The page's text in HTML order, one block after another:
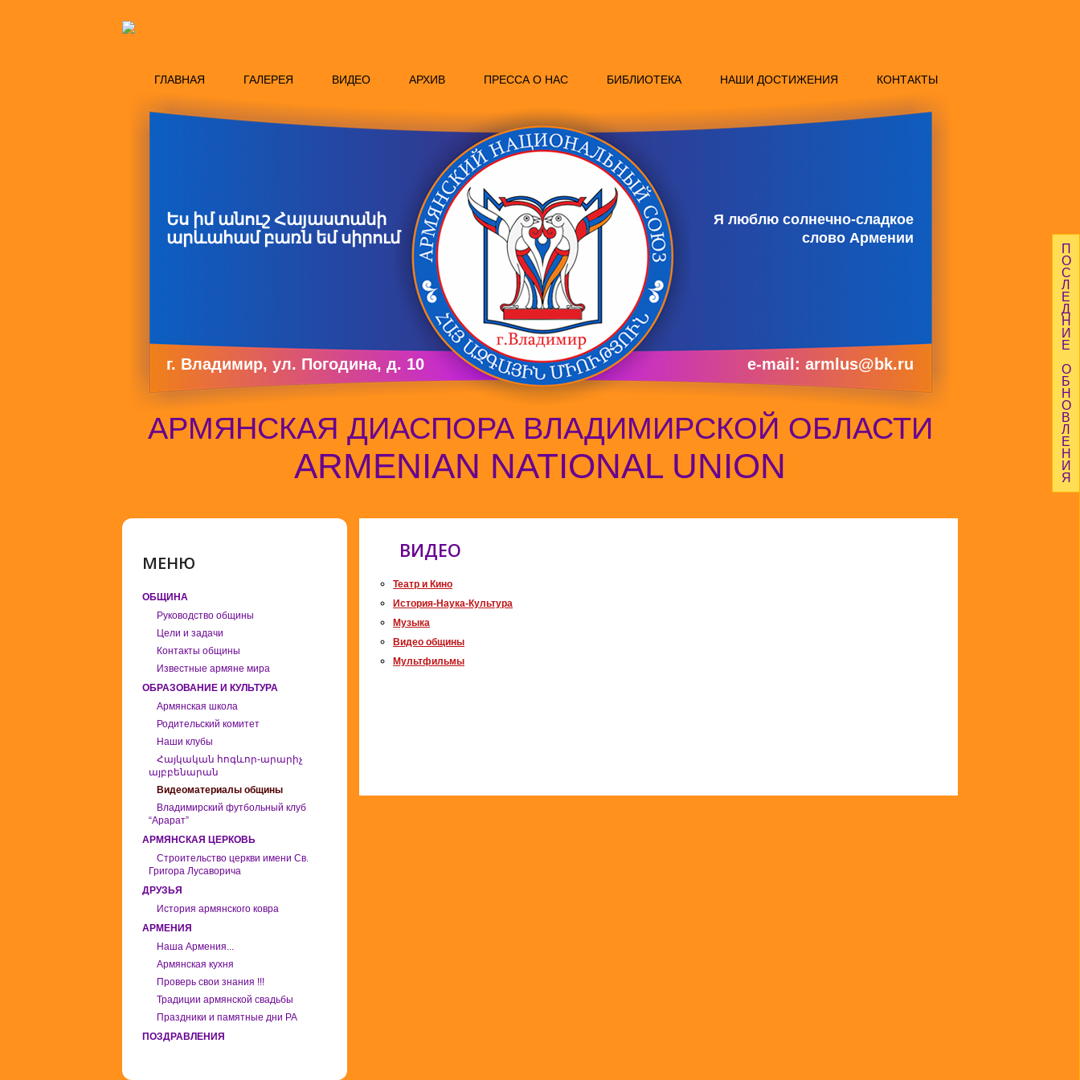
ГЛАВНАЯ ГАЛЕРЕЯ ВИДЕО АРХИВ ПРЕССА О НАС БИБЛИОТЕКА НАШИ ДОСТИЖЕНИЯ КОНТАКТЫ
Я люблю солнечно-сладкое
слово Армении
Ես իմ անուշ Հայաստանի
արևահամ բառն եմ սիրում
г. Владимир, ул. Погодина, д. 10 e-mail: armlus@bk.ru
АРМЯНСКАЯ ДИАСПОРА ВЛАДИМИРСКОЙ ОБЛАСТИ
ARMENIAN NATIONAL UNION
МЕНЮ
ОБЩИНА
Руководство общины
Цели и задачи
Контакты общины
Известные армяне мира
ОБРАЗОВАНИЕ И КУЛЬТУРА
Армянская школа
Родительский комитет
Наши клубы
Հայկական հոգևոր-արարիչ
այբբենարան
Видеоматериалы общины
Владимирский футбольный клуб
“Арарат”
АРМЯНСКАЯ ЦЕРКОВЬ
Строительство церкви имени Св.
Григора Лусаворича
ДРУЗЬЯ
История армянского ковра
АРМЕНИЯ
Наша Армения...
Армянская кухня
Проверь свои знания !!!
Традиции армянской свадьбы
Праздники и памятные дни РА
ПОЗДРАВЛЕНИЯ
ВИДЕО
Театр и Кино
История-Наука-Культура
Музыка
Видео общины
Мультфильмы
П
О
С
Л
Е
Д
Н
И
Е
О
Б
Н
О
В
Л
Е
Н
И
Я